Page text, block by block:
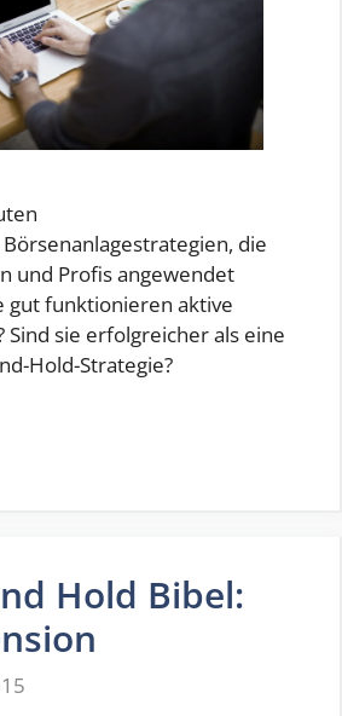
die
und Profis angewendet
gut funktionieren aktive
Sind sie erfolgreicher als eine
Hold-Strategie?
Hold Bibel: